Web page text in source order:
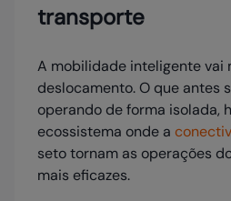
transporte
A mobilidade inteligente vai
deslocamento. O que antes
operando de forma isolada,
ecossistema onde a
seto tornam as operações
mais eficazes.